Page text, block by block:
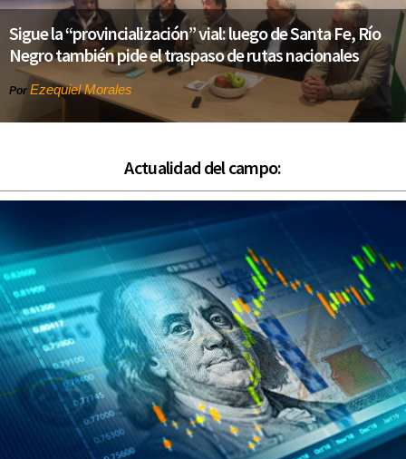
Sigue la “provincialización” vial: luego de Santa Fe, Río
Negro también pide el traspaso de rutas nacionales
Por Ezequiel Morales
Actualidad del campo: